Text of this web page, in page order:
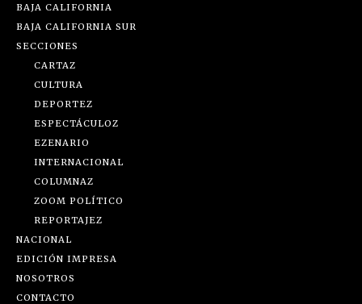
BAJA CALIFORNIA
BAJA CALIFORNIA SUR
SECCIONES
CARTAZ
CULTURA
DEPORTEZ
ESPECTÁCULOZ
EZENARIO
INTERNACIONAL
COLUMNAZ
ZOOM POLÍTICO
REPORTAJEZ
NACIONAL
EDICIÓN IMPRESA
NOSOTROS
CONTACTO